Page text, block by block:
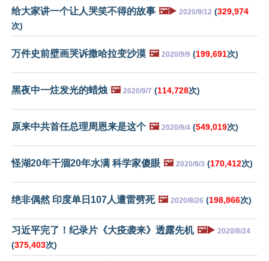
给大家讲一个让人哭笑不得的故事 🖼️▶️ 2020/9/12 (329,974
次)
万件史前壁画哭诉撒哈拉变沙漠 🖼️ 2020/9/9 (199,691次)
黑夜中一炷发光的蜡烛 🖼️ 2020/9/7 (114,728次)
原来中共首任总理周恩来是这个 🖼️ 2020/9/4 (549,019次)
怪湖20年干涸20年水满 科学家傻眼 🖼️ 2020/9/3 (170,412次)
绝非偶然 印度单日107人遭雷劈死 🖼️ 2020/8/26 (198,866次)
习近平完了！纪录片《大疫袭来》透露先机 🖼️▶️ 2020/8/24
(375,403次)